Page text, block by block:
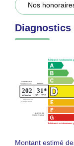
Nos
Diagnostics
Montant estimé